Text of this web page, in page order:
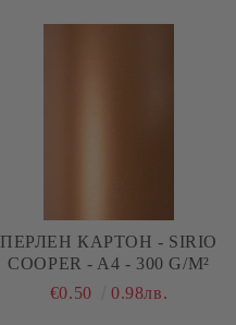
ПЕРЛЕН КАРТОН - SIRIO
COOPER - A4 - 300 G/M²
€0.50
0.98лв.